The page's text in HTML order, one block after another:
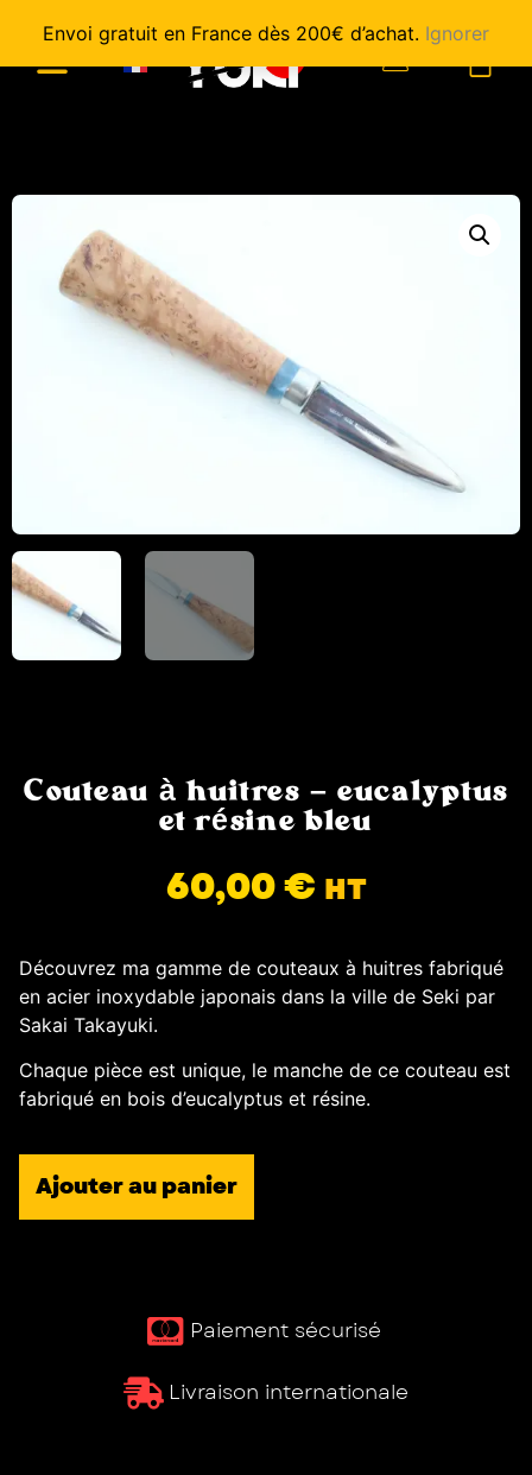
Envoi gratuit en France dès 200€ d’achat. Ignorer
Couteau à huitres – eucalyptus
et résine bleu
60,00€ HT
Découvrez ma gamme de couteaux à huitres fabriqué
en acier inoxydable japonais dans la ville de Seki par
Sakai Takayuki.
Chaque pièce est unique, le manche de ce couteau est
fabriqué en bois d’eucalyptus et résine.
Ajouter au panier
Paiement sécurisé ​
Livraison internationale